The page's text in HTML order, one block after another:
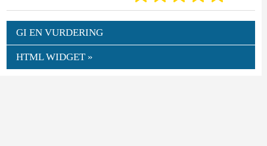
GI EN VURDERING
HTML WIDGET »